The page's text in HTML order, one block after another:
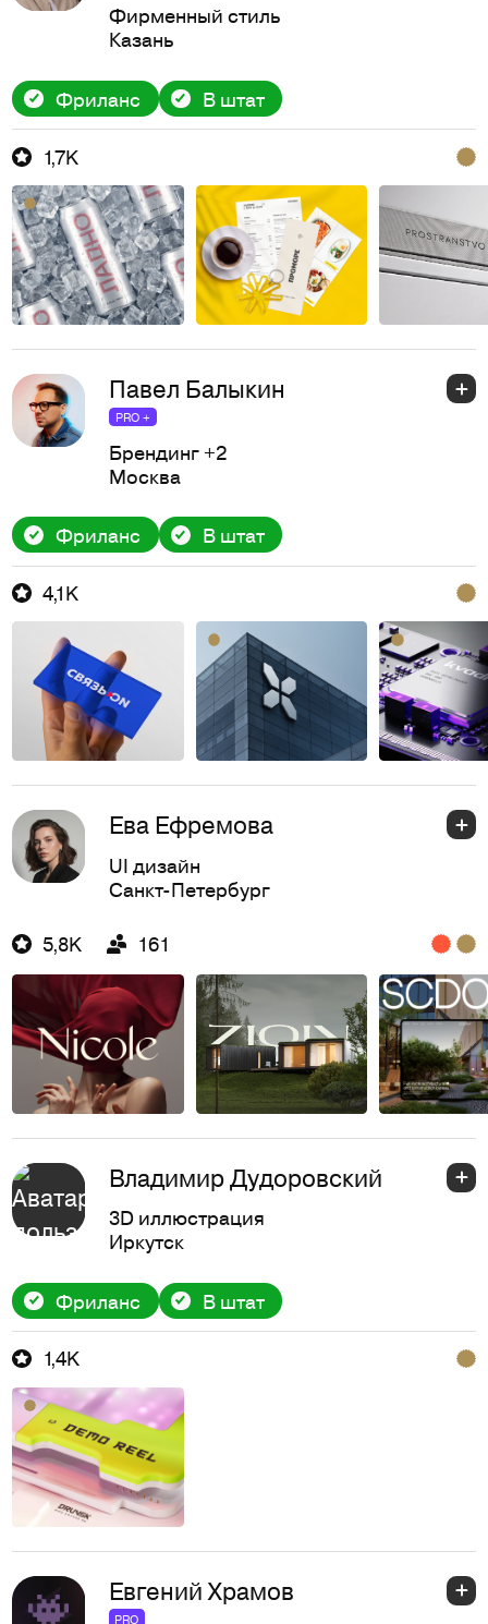
Фирменный стиль
Казань
Фриланс В штат
1,7K
Павел Балыкин
PRO +
Брендинг +2
Москва
Фриланс В штат
4,1K
Ева Ефремова
UI дизайн
Санкт-Петербург
5,8K 161
Владимир Дудоровский
3D иллюстрация
Иркутск
Фриланс В штат
1,4K
Евгений Храмов
PRO